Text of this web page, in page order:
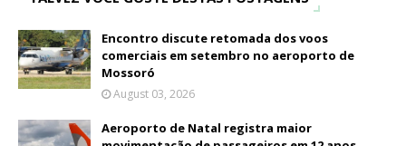
Encontro discute retomada dos voos
comerciais em setembro no aeroporto de
Mossoró
August 03, 2026
Aeroporto de Natal registra maior